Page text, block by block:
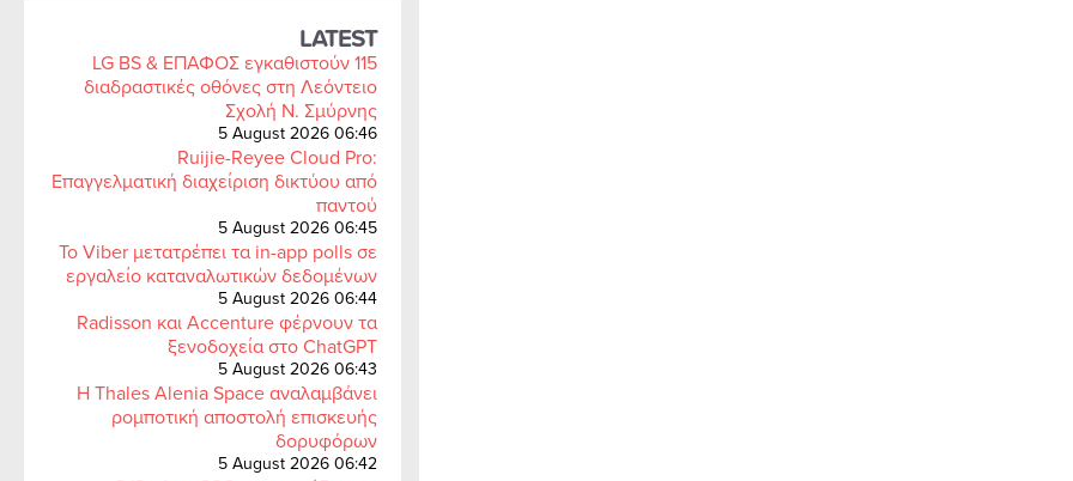
LATEST
LG BS & ΕΠΑΦΟΣ εγκαθιστούν 115
διαδραστικές οθόνες στη Λεόντειο
Σχολή Ν. Σμύρνης
5 August 2026 06:46
Ruijie-Reyee Cloud Pro:
Επαγγελματική διαχείριση δικτύου από
παντού
5 August 2026 06:45
Το Viber μετατρέπει τα in-app polls σε
εργαλείο καταναλωτικών δεδομένων
5 August 2026 06:44
Radisson και Accenture φέρνουν τα
ξενοδοχεία στο ChatGPT
5 August 2026 06:43
Η Thales Alenia Space αναλαμβάνει
ρομποτική αποστολή επισκευής
δορυφόρων
5 August 2026 06:42